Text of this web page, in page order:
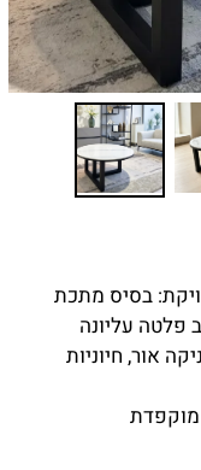
בסיס מתכת
פלטה עליונה
אור, חיוניות